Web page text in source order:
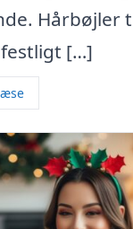
Hårbøjler
[…]